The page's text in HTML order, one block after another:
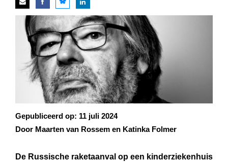
Gepubliceerd op: 11 juli 2024
Door Maarten van Rossem en Katinka Folmer
De Russische raketaanval op een kinderziekenhuis